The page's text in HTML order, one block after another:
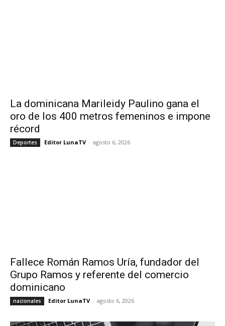
La dominicana Marileidy Paulino gana el
oro de los 400 metros femeninos e impone
récord
Deportes Editor LunaTV - agosto 6, 2026
Fallece Román Ramos Uría, fundador del
Grupo Ramos y referente del comercio
dominicano
nacionales Editor LunaTV - agosto 6, 2026